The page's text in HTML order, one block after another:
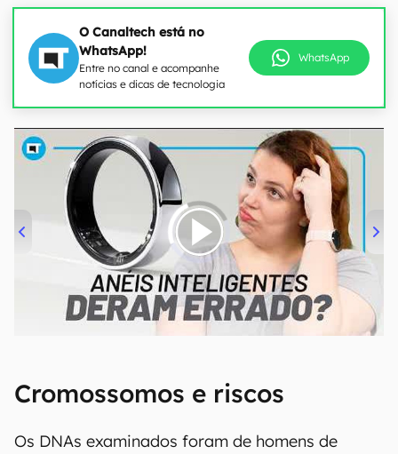
O Canaltech está no
WhatsApp!
Entre no canal e acompanhe
notícias e dicas de tecnologia
WhatsApp
00:00/21:11
Cromossomos e riscos
Os DNAs examinados foram de homens de